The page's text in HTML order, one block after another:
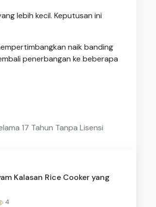
lebih kecil. Keputusan ini
naik banding
penerbangan ke beberapa
17 Tahun Tanpa Lisensi
Kalasan Rice Cooker yang
4